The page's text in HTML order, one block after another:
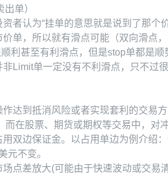
单）
者认为“挂单的意思就是说到了那
单，所以就有滑点可能（双向滑点
利甚至有利滑点，但是stop单都是
Limit单一定没有不利滑点，只不过
达到抵消风险或者实现套利的交易
在股票、期货或期权等交易中，
双边保证金。以占用单边为例介绍
元不变。
点差放大(可能由于快速波动或交